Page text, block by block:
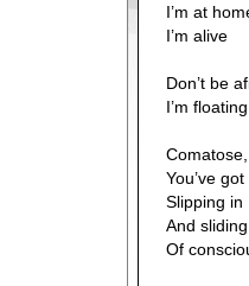
I’m at
I’m alive
Don’t be
I’m
You’ve
Slipping in
And
Of